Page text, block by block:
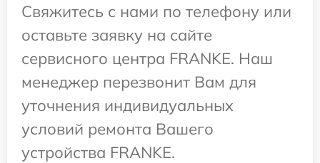
Свяжитесь с нами по телефону или
оставьте заявку на сайте
сервисного центра FRANKE. Наш
менеджер перезвонит Вам для
уточнения индивидуальных
условий ремонта Вашего
устройства FRANKE.